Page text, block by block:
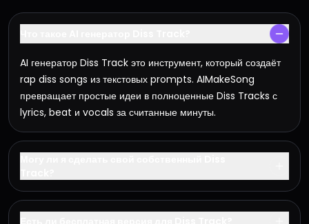
AI генератор Diss Track это инструмент, который создаёт
rap diss songs из текстовых prompts. AIMakeSong
превращает простые идеи в полноценные Diss Tracks с
lyrics, beat и vocals за считанные минуты.